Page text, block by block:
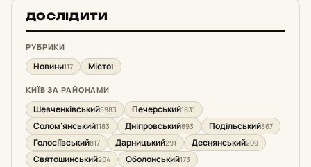
ДОСЛІДИТИ
РУБРИКИ
Новини117 Місто1
КИЇВ ЗА РАЙОНАМИ
Шевченківський5983 Печерський1831
Солом’янський1183 Дніпровський893 Подільський867
Голосіївський817 Дарницький291 Деснянський209
Святошинський204 Оболонський173